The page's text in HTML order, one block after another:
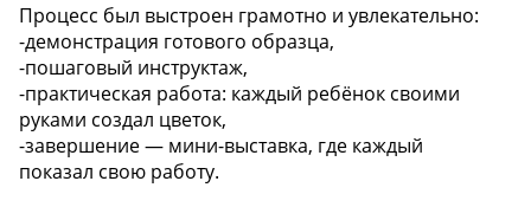
Процесс был выстроен грамотно и увлекательно:
-демонстрация готового образца,
-пошаговый инструктаж,
-практическая работа: каждый ребёнок своими
руками создал цветок,
-завершение — мини-выставка, где каждый
показал свою работу.